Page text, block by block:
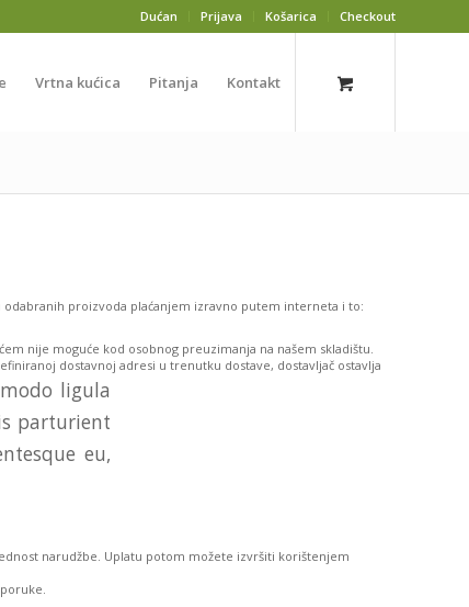
Dućan Prijava Košarica Checkout
Vrtna kućica Pitanja Kontakt
odabranih proizvoda plaćanjem izravno putem interneta i to:
nije moguće kod osobnog preuzimanja na našem skladištu.
dostavnoj adresi u trenutku dostave, dostavljač ostavlja
narudžbe. Uplatu potom možete izvršiti korištenjem
ligula
parturient
eu,